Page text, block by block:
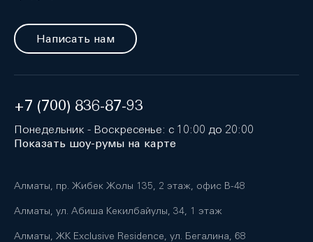
Написать нам
+7 (700) 836-87-93
Понедельник - Воскресенье: с 10:00 до 20:00
Показать шоу-румы на карте
Алматы, пр. Жибек Жолы 135, 2 этаж, офис B-48
Алматы, ул. Абиша Кекилбайулы, 34, 1 этаж
Алматы, ЖК Exclusive Residence, ул. Бегалина, 68